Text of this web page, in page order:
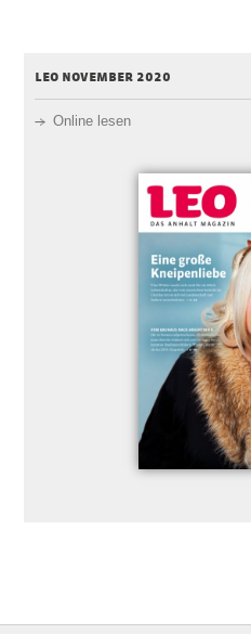
leo november 2020
Online lesen